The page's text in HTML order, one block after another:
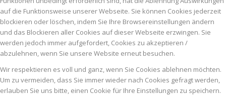
auf die Funktionsweise unserer Webseite. Sie können Cookies jederzeit
blockieren oder löschen, indem Sie Ihre Browsereinstellungen ändern
und das Blockieren aller Cookies auf dieser Webseite erzwingen. Sie
werden jedoch immer aufgefordert, Cookies zu akzeptieren /
abzulehnen, wenn Sie unsere Website erneut besuchen.
Wir respektieren es voll und ganz, wenn Sie Cookies ablehnen möchten.
Um zu vermeiden, dass Sie immer wieder nach Cookies gefragt werden,
erlauben Sie uns bitte, einen Cookie für Ihre Einstellungen zu speichern.